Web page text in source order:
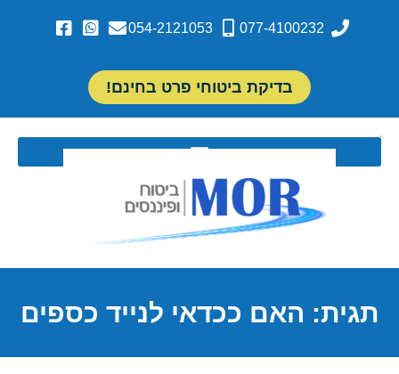
077-4100232
054-2121053
בדיקת ביטוחי פרט בחינם!
תגית: האם ככדאי לנייד כספים